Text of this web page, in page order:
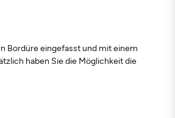
Bordüre eingefasst und mit einem
haben Sie die Möglichkeit die